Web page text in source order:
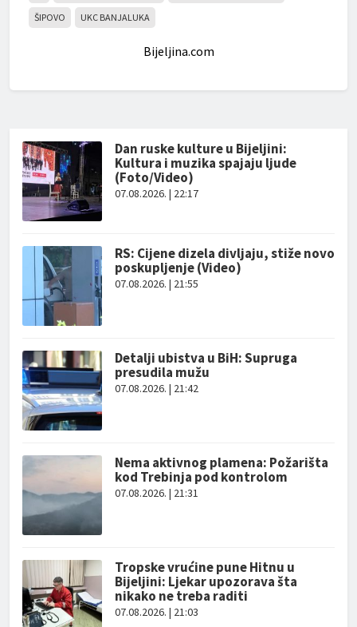
ŠIPOVO UKC BANJALUKA
Bijeljina.com
Dan ruske kulture u Bijeljini:
Kultura i muzika spajaju ljude
(Foto/Video)
07.08.2026. | 22:17
RS: Cijene dizela divljaju, stiže novo
poskupljenje (Video)
07.08.2026. | 21:55
Detalji ubistva u BiH: Supruga
presudila mužu
07.08.2026. | 21:42
Nema aktivnog plamena: Požarišta
kod Trebinja pod kontrolom
07.08.2026. | 21:31
Tropske vrućine pune Hitnu u
Bijeljini: Ljekar upozorava šta
nikako ne treba raditi
07.08.2026. | 21:03